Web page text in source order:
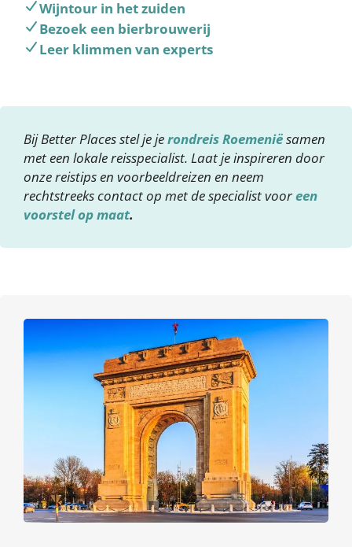
Wijntour in het zuiden
Bezoek een bierbrouwerij
Leer klimmen van experts
Bij Better Places stel je jerondreis Roemeniësamen
met een lokale reisspecialist. Laat je inspireren door
onze reistips en voorbeeldreizen en neem
rechtstreeks contact op met de specialist vooreen
voorstel op maat.